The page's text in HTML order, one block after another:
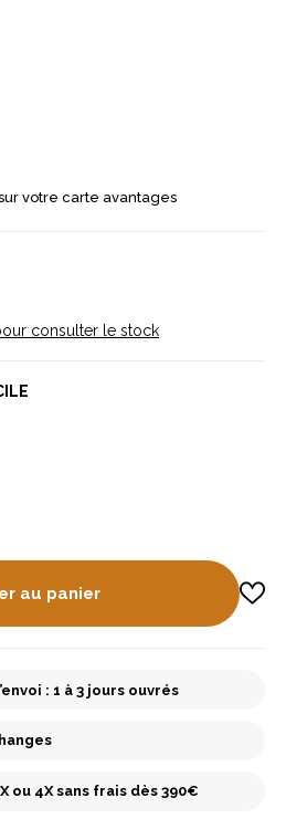
système breveté d’aération avec 4
tailles différentes. Il dispose d'une
avec un poussage horizontal.
votre carte avantages
consulter le stock
au panier
: 1 à 3 jours ouvrés
ou 4X sans frais dès 390€